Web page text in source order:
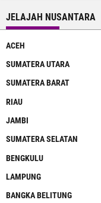
JELAJAH NUSANTARA
ACEH
SUMATERA UTARA
SUMATERA BARAT
RIAU
JAMBI
SUMATERA SELATAN
BENGKULU
LAMPUNG
BANGKA BELITUNG